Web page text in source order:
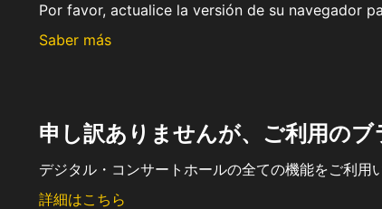
Por favor, actualice la versión de su navegador
Saber más
申し訳ありませんが、ご利用の
デジタル・コンサートホールの全ての機能をご利用
詳細はこちら